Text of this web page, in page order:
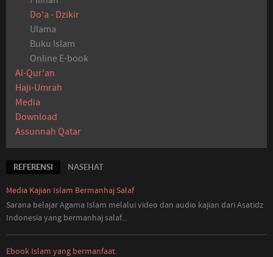
Do'a - Dzikir
Ulama
Buku Islam
Online E-book
Al-Qur'an
Haji-Umrah
Media
Download
Assunnah Qatar
REFERENSI NASEHAT
Media Kajian Islam Bermanhaj Salaf
Sarana belajar Agama Islam melalui video dan audio kajian dari Asatidz
Indonesia yang bermanhaj salaf...
Ebook Islam yang bermanfaat.